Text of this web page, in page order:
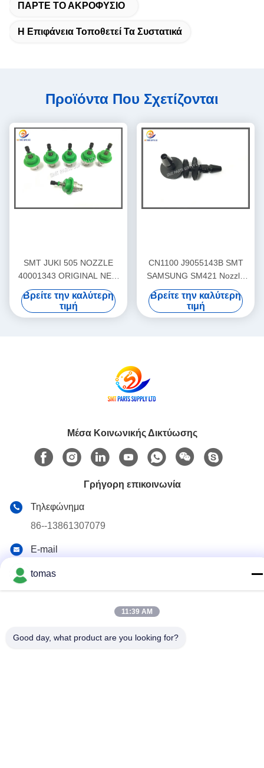
ΠΑΡΤΕ ΤΟ ΑΚΡΟΦΥΣΙΟ
Η Επιφάνεια Τοποθετεί Τα Συστατικά
Προϊόντα Που Σχετίζονται
SMT JUKI 505 NOZZLE
40001343 ORIGINAL NEW
OR COPY NEW WITH
GOOD QUALITY
Βρείτε την καλύτερη
τιμή
CN1100 J9055143B SMT
SAMSUNG SM421 Nozzle
Original new or copy new
Βρείτε την καλύτερη
τιμή
Μέσα Κοινωνικής Δικτύωσης
Γρήγορη επικοινωνία
Τηλεφώνημα
86--13861307079
E-mail
Industrial Park Suzhou, Jiangsu, 215127, Κίνα
tomas
11:39 AM
Good day, what product are you looking for?